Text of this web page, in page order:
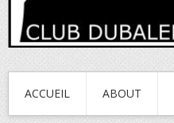
ACCUEIL ABOUT